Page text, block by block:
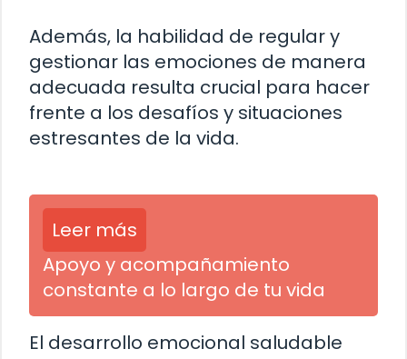
Además, la habilidad de regular y
gestionar las emociones de manera
adecuada resulta crucial para hacer
frente a los desafíos y situaciones
estresantes de la vida.
Leer más
Apoyo y acompañamiento
constante a lo largo de tu vida
El desarrollo emocional saludable